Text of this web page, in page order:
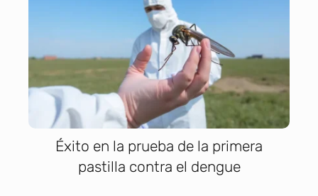
Éxito en la prueba de la primera
pastilla contra el dengue